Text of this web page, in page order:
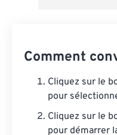
Comment
Cliquez sur le
pour
Cliquez sur le
pour démarrer